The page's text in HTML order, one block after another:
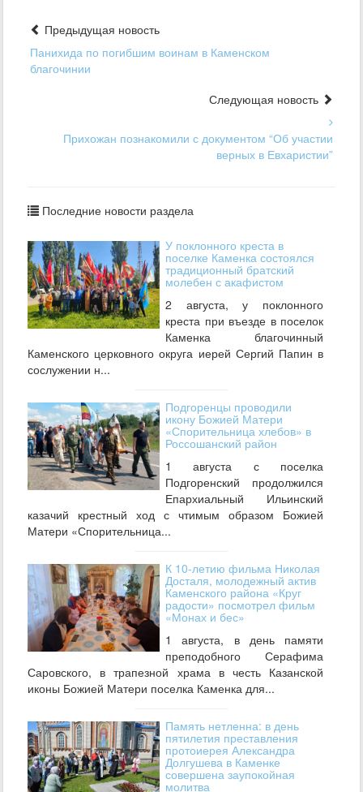
Предыдущая новость
Панихида по погибшим воинам в Каменском
благочинии
Следующая новость
Прихожан познакомили с документом “Об участии
верных в Евхаристии”
Последние новости раздела
У поклонного креста в
поселке Каменка состоялся
традиционный братский
молебен с акафистом
2 августа, у поклонного
креста при въезде в поселок
Каменка благочинный
Каменского церковного округа иерей Сергий Папин в
сослужении н...
Подгоренцы проводили
икону Божией Матери
«Спорительница хлебов» в
Россошанский район
1 августа с поселка
Подгоренский продолжился
Епархиальный Ильинский
казачий крестный ход с чтимым образом Божией
Матери «Спорительница...
К 10-летию фильма Николая
Досталя, молодежный актив
Каменского района «Круг
радости» посмотрел фильм
«Монах и бес»
1 августа, в день памяти
преподобного Серафима
Саровского, в трапезной храма в честь Казанской
иконы Божией Матери поселка Каменка для...
Память нетленна: в день
пятилетия преставления
протоиерея Александра
Долгушева в Каменке
совершена заупокойная
молитва